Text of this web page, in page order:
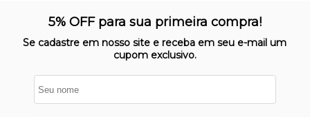
Nosso site opera em ambiente
protegido
5% OFF para sua primeira compra!
Se cadastre em nosso site e receba em seu e-mail um
cupom exclusivo.